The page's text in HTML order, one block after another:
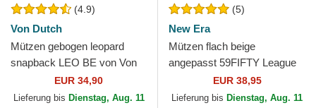
(4.9)
Von Dutch
Mützen gebogen leopard
snapback LEO BE von Von
EUR 34,90
Lieferung bis Dienstag, Aug. 11
(5)
New Era
Mützen flach beige
angepasst 59FIFTY League
Essential der New York
Yankees MLB von New Era
EUR 38,95
Lieferung bis Dienstag, Aug. 11